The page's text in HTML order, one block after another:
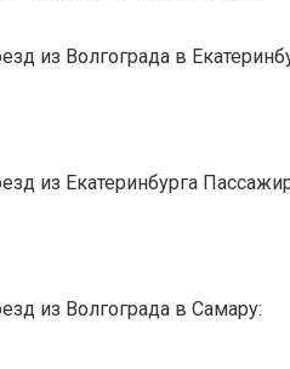
из Волгограда в
из Екатеринбурга
из Волгограда в Самару: